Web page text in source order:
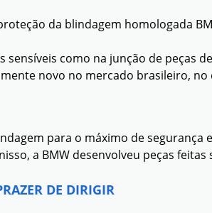
da blindagem homologada
sensíveis como na junção de peças
novo no mercado brasileiro,
para o máximo de
a BMW desenvolveu peças
DE DIRIGIR